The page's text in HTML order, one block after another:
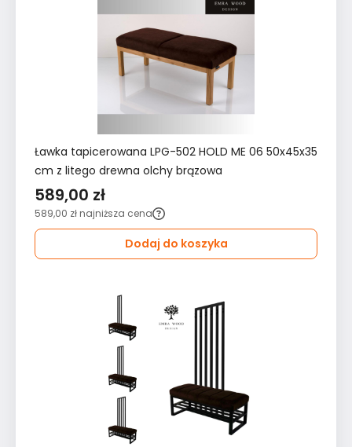
Ławka tapicerowana LPG-502 HOLD ME 06 50x45x35
cm z litego drewna olchy brązowa
589,00 zł
589,00 zł najniższa cena
Dodaj do koszyka